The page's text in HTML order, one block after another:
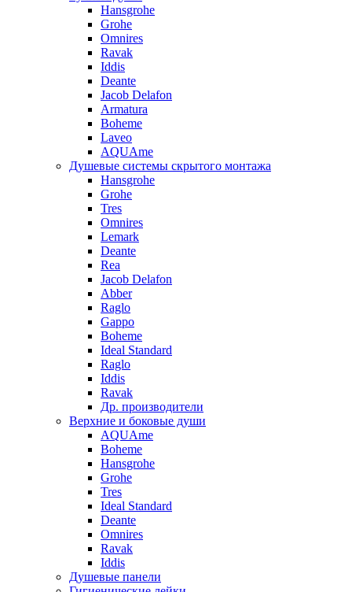
Hansgrohe
Grohe
Omnires
Ravak
Iddis
Deante
Jacob Delafon
Armatura
Boheme
Laveo
AQUAme
Душевые системы скрытого монтажа
Hansgrohe
Grohe
Tres
Omnires
Lemark
Deante
Rea
Jacob Delafon
Abber
Raglo
Gappo
Boheme
Ideal Standard
Raglo
Iddis
Ravak
Др. производители
Верхние и боковые души
AQUAme
Boheme
Hansgrohe
Grohe
Tres
Ideal Standard
Deante
Omnires
Ravak
Iddis
Душевые панели